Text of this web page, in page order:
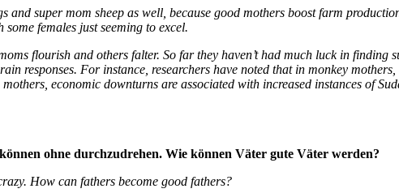
and super mom sheep as well, because good mothers boost farm
females just seeming to excel.
flourish and others falter. So far they haven’t had much luck in finding
responses. For instance, researchers have noted that in monkey
economic downturns are associated with increased instances of
ohne durchzudrehen. Wie können Väter gute Väter werden?
How can fathers become good fathers?